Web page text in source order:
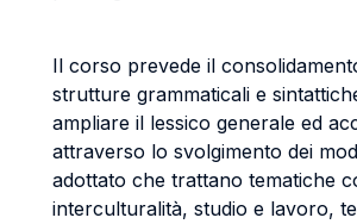
Il corso prevede il
strutture grammaticali e
ampliare il lessico generale ed
attraverso lo svolgimento dei
adottato che trattano tematiche
interculturalità, studio e lavoro,